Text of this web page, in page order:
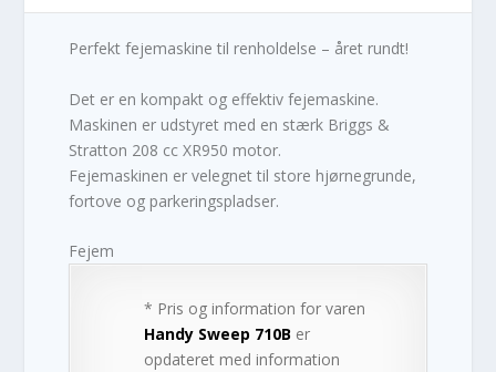
Perfekt fejemaskine til renholdelse – året rundt!
Det er en kompakt og effektiv fejemaskine.
Maskinen er udstyret med en stærk Briggs &
Stratton 208 cc XR950 motor.
Fejemaskinen er velegnet til store hjørnegrunde,
fortove og parkeringspladser.
Fejem
* Pris og information for varen
Handy Sweep 710B er
opdateret med information